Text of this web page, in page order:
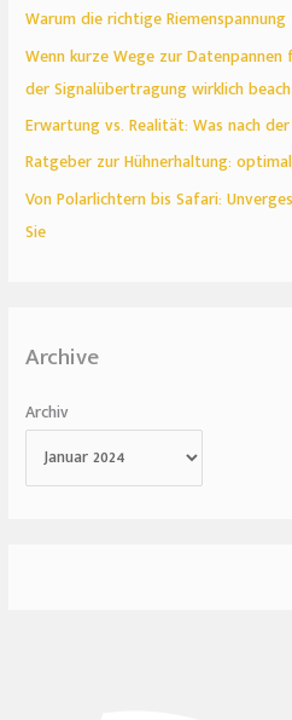
Warum die richtige
Wenn kurze Wege zur Datenpannen
der Signalübertragung wirklich
Erwartung vs. Realität: Was nach
Ratgeber zur Hühnerhaltung:
Von Polarlichtern bis Safari:
Sie
Archive
Archiv